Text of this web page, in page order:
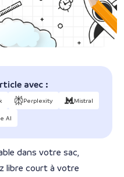
!
avec :
Perplexity Mistral
AI
dans votre sac,
libre court à votre